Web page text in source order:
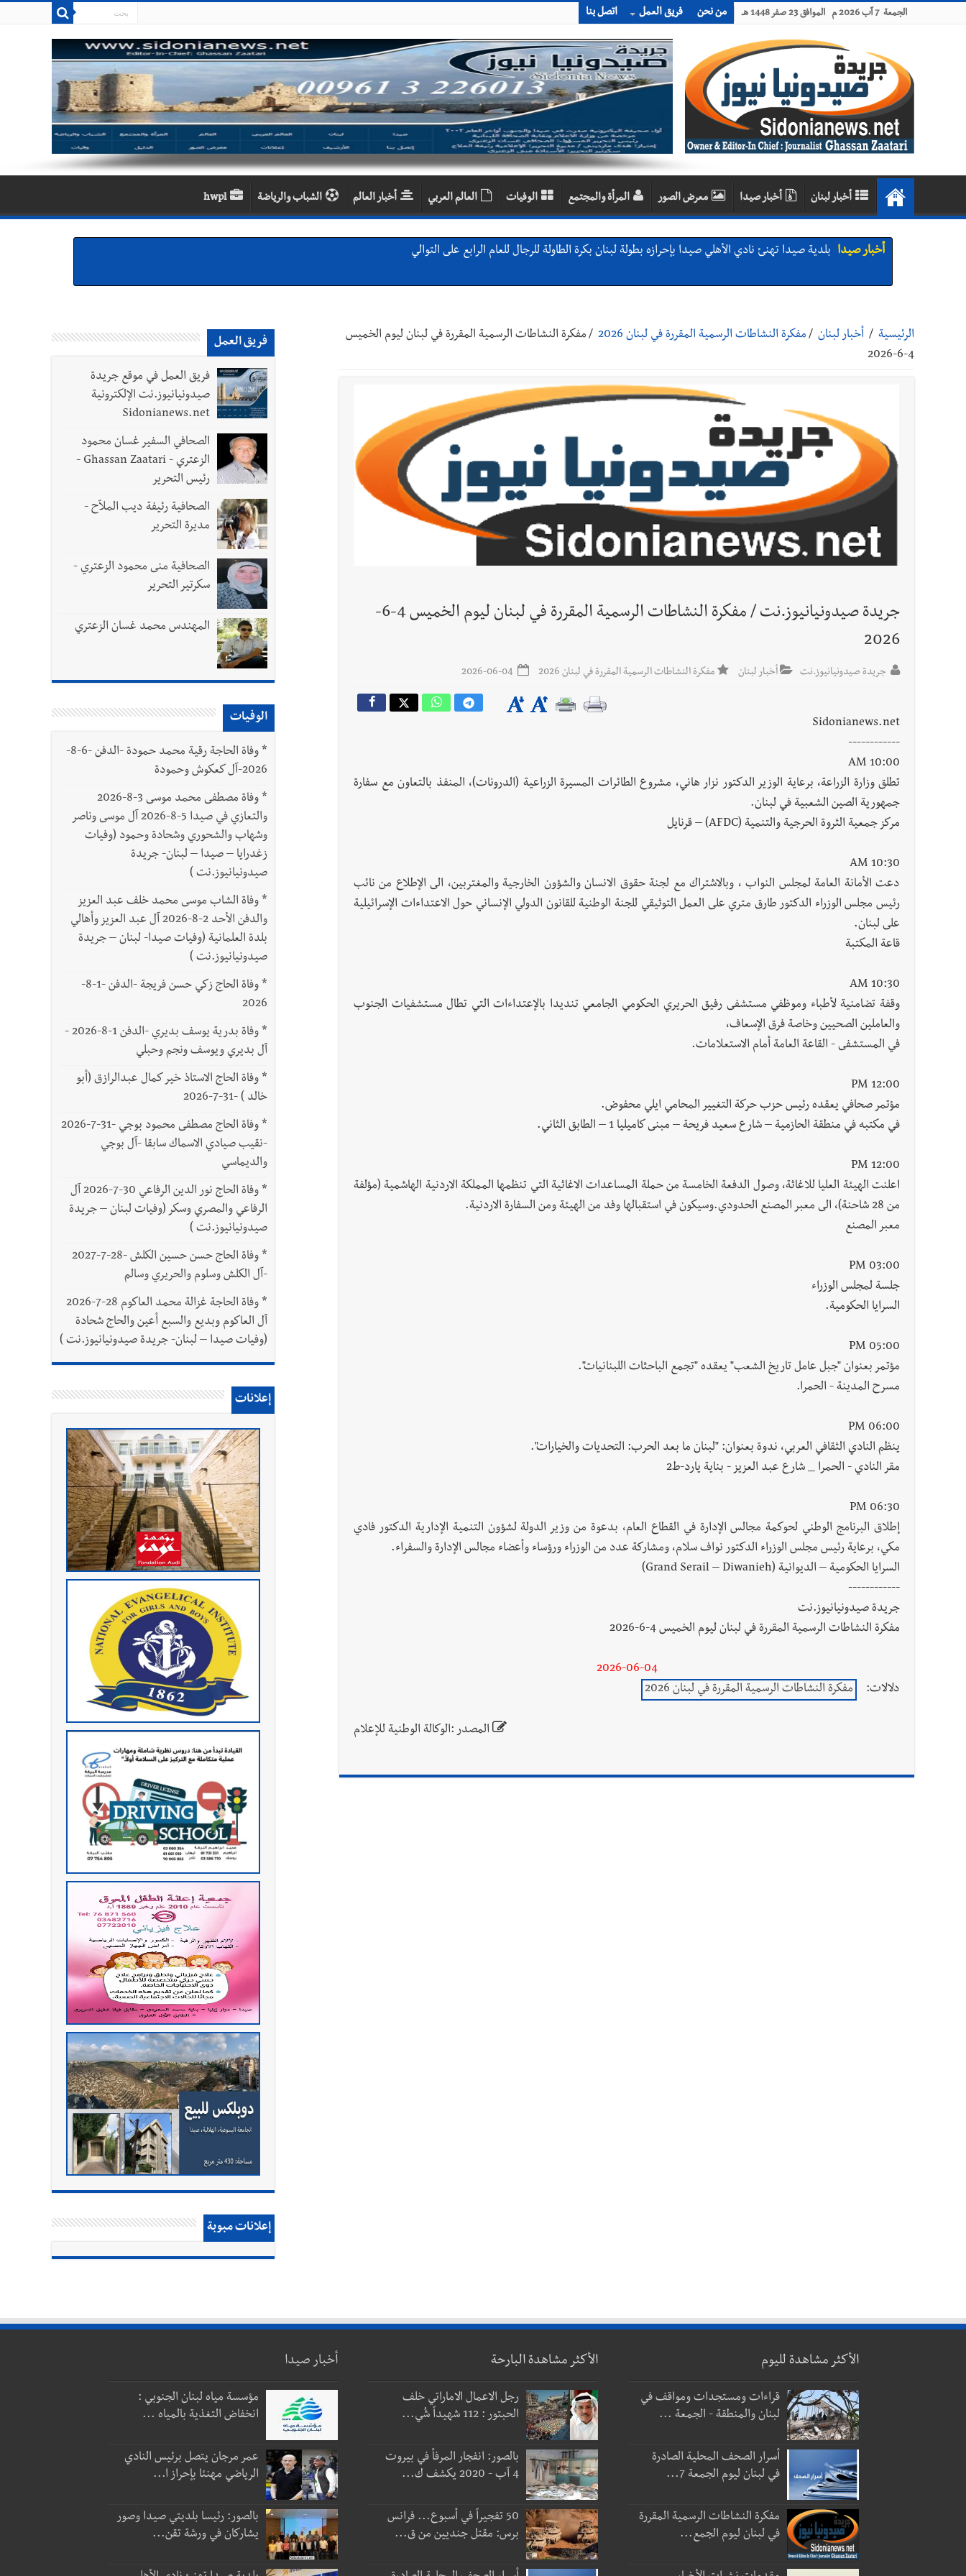
الجمعة 7 آب 2026 م الموافق 23 صفر 1448 هـ من نحن فريق العمل اتصل بنا
أخبار لبنان أخبار صيدا معرض الصور المرأة والمجتمع الوفيات العالم العربي أخبار العالم الشباب والرياضة hwpl
أخبار صيدا بلدية صيدا تهنئ نادي الأهلي صيدا بإحرازه بطولة لبنان بكرة الطاولة للرجال للعام الرابع على التوالي
أخبار صيدا عمر مرجان يتصل برئيس النادي الرياضي مهنئا بإحراز البطولة
مؤسسة مياه لبنان الجنوبي : انخفاض التغذية بالمياه في صيدا نتيجة الانقطاع المتكرر لخط الخدمات الكهربائي
أخبار لبنان الحزب يلاقي إشارات الشرع
أخبار لبنان جولة ثامنة مطلع أيلول... و3 أيام من الأخذ والردّ من دون نتائج حاسمة !
أخبار لبنان الزعتر الجنوبي يقاوم الحروب : تراثٌ الأجداد تصونه الأرض وتُهدده الحرب؟ | علي شعيتو إبن بلدة الطيري ووعده بالعودة لزراعة الزعتر بعدما أبعده القصف الإسرائيلي عن أرضه
قراءات ومستجدات ومواقف في لبنان والمنطقة - الجمعة 7-8-2026: مفاوضات متعثّرة في روما؟ | عون: علينا الاستمرار بمسار التفاوض؟ واشنطن لتل أبيب: الحزب لم يخرق؟ |
فضيحة نقص السلاح تكبر؟ إيران - عمان : اتفاق هرمز على السكة ؟
أخبار لبنان
العالم العربي
رجل الاعمال الاماراتي خلف الحبتور : 112 شهيداً شُيّعوا في ‫غزة‬ بعد أن بقوا تحت الأنقاض منذ عام 2023: أيُعقل أن يبقى الشعب الفلسطيني يعيش كل هذا الألم؟ وإلى متى
أخبار صيدا بلدية صيدا تهنئ نادي الأهلي صيدا بإحرازه بطولة لبنان بكرة الطاولة للرجال للعام الرابع على التوالي
الرئيسية / أخبار لبنان / مفكرة النشاطات الرسمية المقررة في لبنان 2026 / مفكرة النشاطات الرسمية المقررة في لبنان ليوم الخميس
4-6-2026
جريدة صيدونيانيوز.نت / مفكرة النشاطات الرسمية المقررة في لبنان ليوم الخميس 4-6-
2026
جريدة صيدونيانيوز.نت أخبار لبنان مفكرة النشاطات الرسمية المقررة في لبنان 2026
Sidonianews.net
------------
10:00 AM
تطلق وزارة الزراعة، برعاية الوزير الدكتور نزار هاني، مشروع الطائرات المسيرة الزراعية (الدرونات)، المنفذ بالتعاون مع سفارة
جمهورية الصين الشعبية في لبنان.
مركز جمعية الثروة الحرجية والتنمية (AFDC) – قرنايل
10:30 AM
دعت الأمانة العامة لمجلس النواب ، وبالاشتراك مع لجنة حقوق الانسان والشؤون الخارجية والمغتربين، الى الإطلاع من نائب
رئيس مجلس الوزراء الدكتور طارق متري على العمل التوثيقي للجنة الوطنية للقانون الدولي الإنساني حول الاعتداءات الإسرائيلية
على لبنان.
قاعة المكتبة
10:30 AM
وقفة تضامنية لأطباء وموظفي مستشفى رفيق الحريري الحكومي الجامعي تنديدا بالإعتداءات التي تطال مستشفيات الجنوب
والعاملين الصحيين وخاصة فرق الإسعاف،
في المستشفى - القاعة العامة أمام الاستعلامات.
12:00 PM
مؤتمر صحافي يعقده رئيس حزب حركة التغيير المحامي ايلي محفوض.
في مكتبه في منطقة الحازمية – شارع سعيد فريحة – مبنى كاميليا 1 – الطابق الثاني.
12:00 PM
اعلنت الهيئة العليا للاغاثة، وصول الدفعة الخامسة من حملة المساعدات الاغاثية التي تنظمها المملكة الاردنية الهاشمية (مؤلفة
من 28 شاحنة)، الى معبر المصنع الحدودي.وسيكون في استقبالها وفد من الهيئة ومن السفارة الاردنية.
معبر المصنع
03:00 PM
جلسة لمجلس الوزراء
السرايا الحكومية.
05:00 PM
مؤتمر بعنوان "جبل عامل تاريخ الشعب" يعقده "تجمع الباحثات اللبنانيات".
مسرح المدينة - الحمرا.
06:00 PM
ينظم النادي الثقافي العربي، ندوة بعنوان: "لبنان ما بعد الحرب: التحديات والخيارات".
مقر النادي - الحمرا _ شارع عبد العزيز - بناية يارد-ط2
06:30 PM
إطلاق البرنامج الوطني لحوكمة مجالس الإدارة في القطاع العام، بدعوة من وزير الدولة لشؤون التنمية الإدارية الدكتور فادي
مكي، برعاية رئيس مجلس الوزراء الدكتور نواف سلام، ومشاركة عدد من الوزراء ورؤساء وأعضاء مجالس الإدارة والسفراء.
السرايا الحكومية – الديوانية (Grand Serail – Diwanieh)
------------
جريدة صيدونيانيوز.نت
مفكرة النشاطات الرسمية المقررة في لبنان ليوم الخميس 4-6-2026
2026-06-04
دلالات:
مفكرة النشاطات الرسمية المقررة في لبنان 2026
المصدر :الوكالة الوطنية للإعلام
فريق العمل
فريق العمل في موقع جريدة
صيدونيانيوز.نت الإلكترونية
Sidonianews.net
الصحافي السفير غسان محمود
الزعتري - Ghassan Zaatari -
رئيس التحرير
الصحافية رئيفة ديب الملاّح -
مديرة التحرير
الصحافية منى محمود الزعتري -
سكرتير التحرير
المهندس محمد غسان الزعتري
الوفيات
*
وفاة الحاجة رقية محمد حمودة -الدفن -6-8-
2026-آل كعكوش وحمودة
*
وفاة مصطفى محمد موسى 3-8-2026
والتعازي في صيدا 5-8-2026 آل موسى وناصر
وشهاب والشحوري وشحادة وحمود (وفيات
زغدرايا – صيدا – لبنان- جريدة
صيدونيانيوز.نت )
* وفاة الشاب موسى محمد خلف عبد العزيز
والدفن الأحد 2-8-2026 آل عبد العزيز وأهالي
بلدة العلمانية (وفيات صيدا- لبنان – جريدة
صيدونيانيوز.نت )
*
وفاة الحاج زكي حسن فريجة -الدفن -1-8-
2026
*
وفاة بدرية يوسف بديري -الدفن 1-8-2026 -
آل بديري ويوسف ونجم وحبلي
* وفاة الحاج الاستاذ خير كمال عبدالرازق (أبو
خالد ) -31-7-2026
*
وفاة الحاج مصطفى محمود بوجي -31-7-2026
-نقيب صيادي الاسماك سابقا -آل بوجي
والديماسي
*
وفاة الحاج نور الدين الرفاعي 30-7-2026 آل
الرفاعي والمصري وسكر (وفيات لبنان – جريدة
صيدونيانيوز.نت )
*
وفاة الحاج حسن حسين الكلش -28-7-2027
-آل الكلش وسلوم والحريري وسالم
*
وفاة الحاجة غزالة محمد العاكوم 28-7-2026
آل العاكوم وبديع والسبع أعين والحاج شحادة
(وفيات صيدا – لبنان- جريدة صيدونيانيوز.نت )
إعلانات
إعلانات مبوبة
الأكثر مشاهدة لليوم
قراءات ومستجدات ومواقف في
لبنان والمنطقة - الجمعة ...
أسرار الصحف المحلية الصادرة
في لبنان ليوم الجمعة 7...
مفكرة النشاطات الرسمية المقررة
في لبنان ليوم الجمع...
الأكثر مشاهدة البارحة
رجل الاعمال الاماراتي خلف
الحبتور : 112 شهيداً شُي...
بالصور: انفجار المرفأ في بيروت
4 آب - 2020 يكشف ك...
50 تفجيراً في أسبوع... فرانس
برس: مقتل جنديين من ق...
أخبار صيدا
مؤسسة مياه لبنان الجنوبي :
انخفاض التغذية بالمياه ...
عمر مرجان يتصل برئيس النادي
الرياضي مهنئا بإحراز ا...
بالصور: رئيسا بلديتي صيدا وصور
يشاركان في ورشة تقن...